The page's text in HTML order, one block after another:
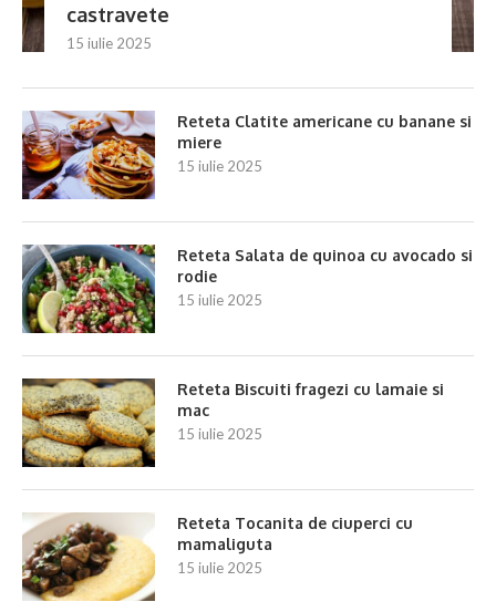
castravete
15 iulie 2025
Reteta Clatite americane cu banane si
miere
15 iulie 2025
Reteta Salata de quinoa cu avocado si
rodie
15 iulie 2025
Reteta Biscuiti fragezi cu lamaie si
mac
15 iulie 2025
Reteta Tocanita de ciuperci cu
mamaliguta
15 iulie 2025